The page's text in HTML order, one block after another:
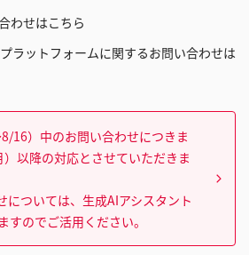
わせはこちら
ラットフォームに関するお問い合わせは
16）中のお問い合わせにつきま
以降の対応とさせていただきま
については、生成AIアシスタント
すのでご活用ください。